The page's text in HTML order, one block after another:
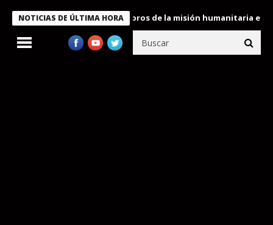
NOTICIAS DE ÚLTIMA HORA
Bukele condecora a miembros de la misión humanitaria enviada